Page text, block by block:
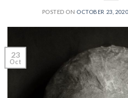
POSTED ON OCTOBER 23, 2020
23
Oct